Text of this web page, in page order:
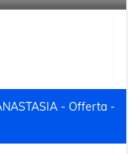
- Offerta -